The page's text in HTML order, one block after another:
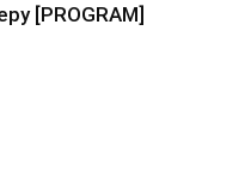
[PROGRAM]